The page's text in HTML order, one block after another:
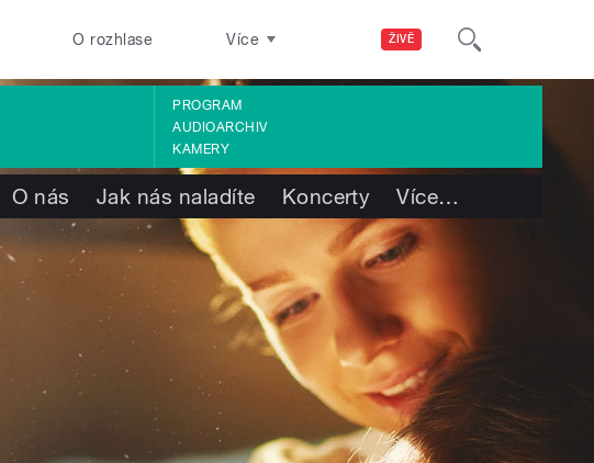
ŽIVĚ
O rozhlase Více
PROGRAM
AUDIOARCHIV
KAMERY
O nás Jak nás naladíte Koncerty Více…